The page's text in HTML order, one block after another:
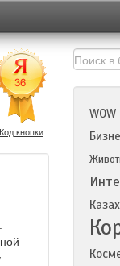
Код кнопки
WOW